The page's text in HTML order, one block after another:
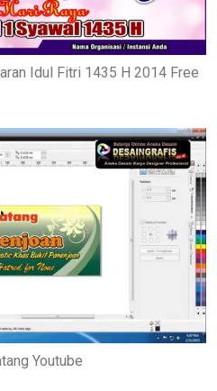
Idul Fitri 1435 H 2014 Free
Youtube